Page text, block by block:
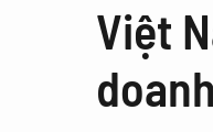
Việt